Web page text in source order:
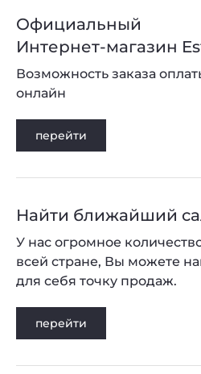
Официальный
Интернет-магазин
перейти
Возможность заказа
онлайн
Найти ближайший
перейти
У нас огромное
всей стране, Вы можете
для себя точку продаж.